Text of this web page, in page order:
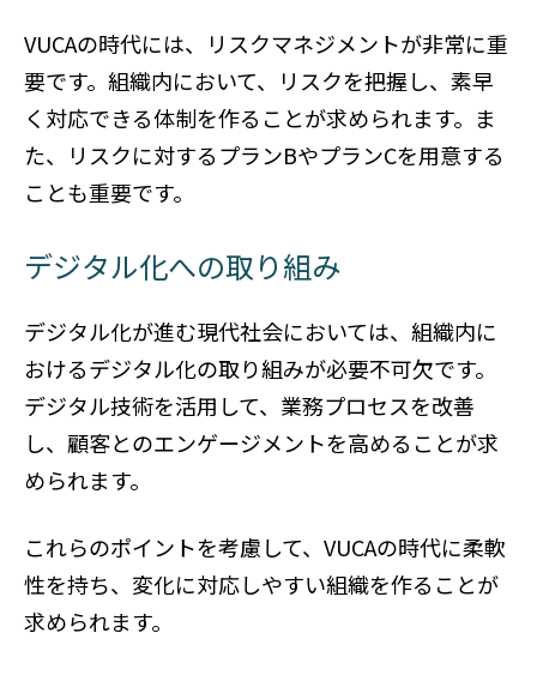
VUCAの時代には、リスクマネジメントが非常に重
要です。組織内において、リスクを把握し、素早
く対応できる体制を作ることが求められます。ま
た、リスクに対するプランBやプランCを用意する
ことも重要です。
デジタル化への取り組み
デジタル化が進む現代社会においては、組織内に
おけるデジタル化の取り組みが必要不可欠です。
デジタル技術を活用して、業務プロセスを改善
し、顧客とのエンゲージメントを高めることが求
められます。
これらのポイントを考慮して、VUCAの時代に柔軟
性を持ち、変化に対応しやすい組織を作ることが
求められます。